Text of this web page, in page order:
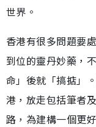
世界。
香港有很多問題要
到位的靈丹妙藥，
命」後就「搞掂」
港，放走包括筆者
路，為建構一個更